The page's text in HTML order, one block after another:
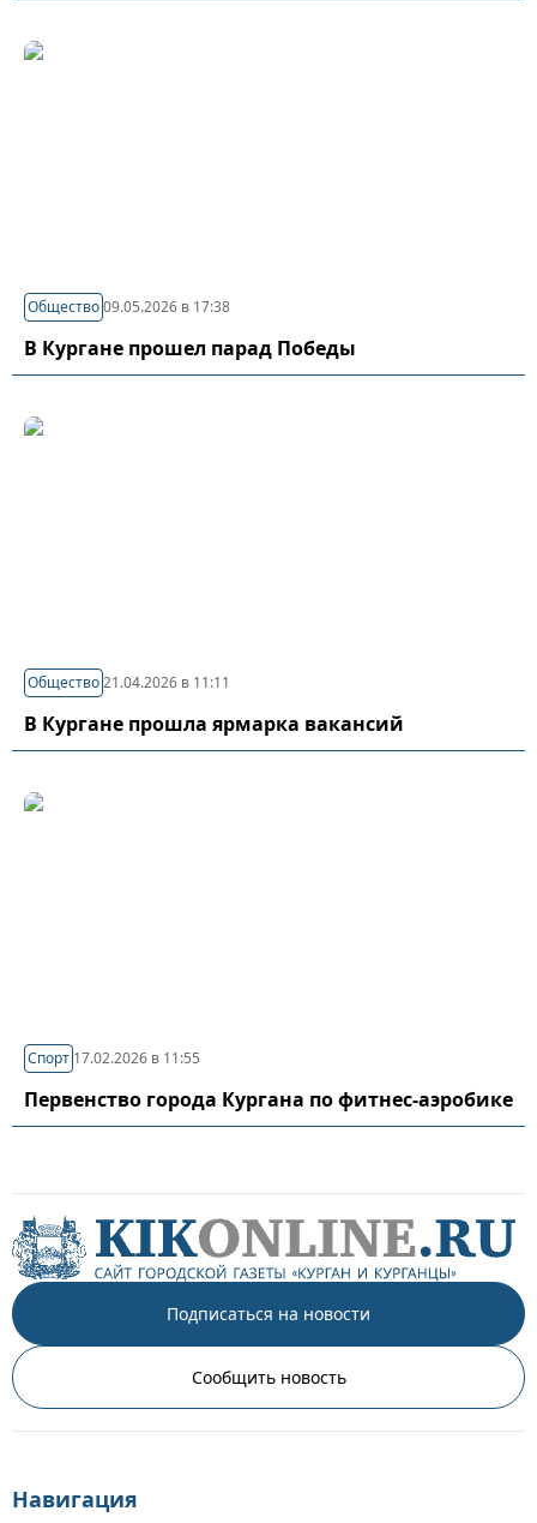
Общество09.05.2026 в 17:38
В Кургане прошел парад Победы
Общество21.04.2026 в 11:11
В Кургане прошла ярмарка вакансий
Спорт 17.02.2026 в 11:55
Первенство города Кургана по фитнес-аэробике
Подписаться на новости
Сообщить новость
Навигация